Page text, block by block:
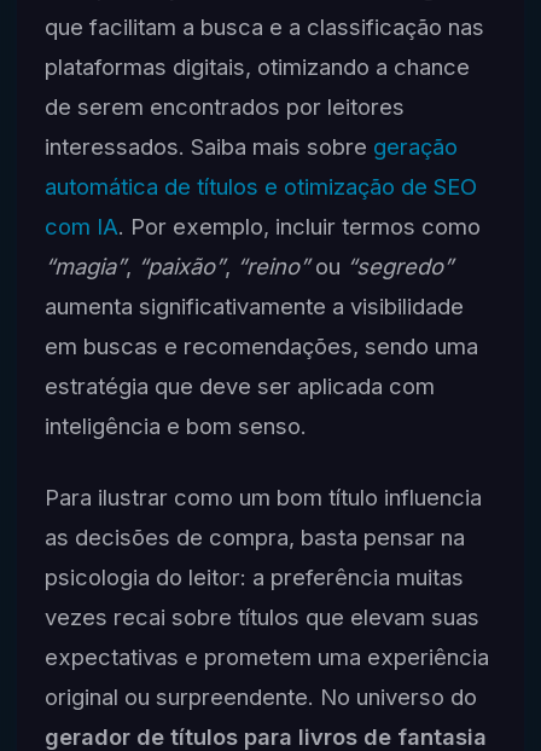
que facilitam a busca e a classificação nas
plataformas digitais, otimizando a chance
de serem encontrados por leitores
interessados. Saiba mais sobre geração
automática de títulos e otimização de SEO
com IA. Por exemplo, incluir termos como
“magia”, “paixão”, “reino”ou “segredo”
aumenta significativamente a visibilidade
em buscas e recomendações, sendo uma
estratégia que deve ser aplicada com
inteligência e bom senso.
Para ilustrar como um bom título influencia
as decisões de compra, basta pensar na
psicologia do leitor: a preferência muitas
vezes recai sobre títulos que elevam suas
expectativas e prometem uma experiência
original ou surpreendente. No universo do
gerador de títulos para livros de fantasia